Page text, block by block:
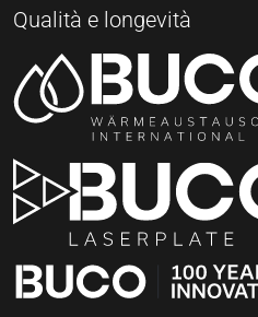
Qualità e longevità